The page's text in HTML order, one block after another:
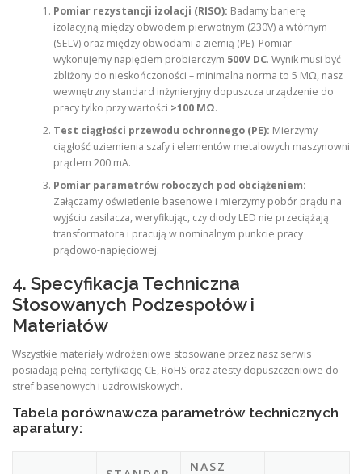
Pomiar rezystancji izolacji (RISO​): Badamy barierę
izolacyjną między obwodem pierwotnym (230V) a wtórnym
(SELV) oraz między obwodami a ziemią (PE). Pomiar
wykonujemy napięciem probierczym 500V DC. Wynik musi być
zbliżony do nieskończoności – minimalna norma to 5 MΩ, nasz
wewnętrzny standard inżynieryjny dopuszcza urządzenie do
pracy tylko przy wartości >100 MΩ.
Test ciągłości przewodu ochronnego (PE): Mierzymy
ciągłość uziemienia szafy i elementów metalowych maszynowni
prądem 200 mA.
Pomiar parametrów roboczych pod obciążeniem:
Załączamy oświetlenie basenowe i mierzymy pobór prądu na
wyjściu zasilacza, weryfikując, czy diody LED nie przeciążają
transformatora i pracują w nominalnym punkcie pracy
prądowo-napięciowej.
4. Specyfikacja Techniczna
Stosowanych Podzespołów i
Materiałów
Wszystkie materiały wdrożeniowe stosowane przez nasz serwis
posiadają pełną certyfikację CE, RoHS oraz atesty dopuszczeniowe do
stref basenowych i uzdrowiskowych.
Tabela porównawcza parametrów technicznych
aparatury:
NASZ